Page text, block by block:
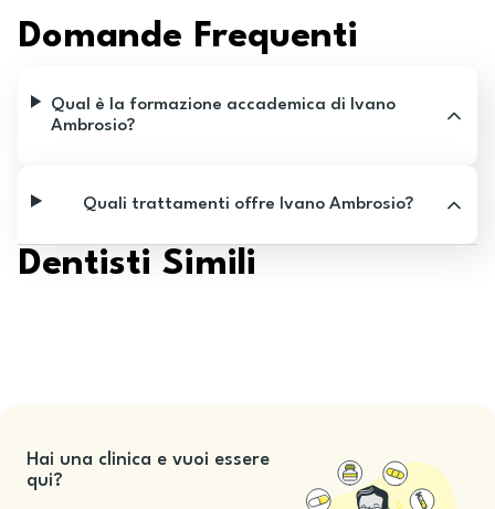
Domande Frequenti
Qual è la formazione accademica di Ivano
Ambrosio?
Quali trattamenti offre Ivano Ambrosio?
Dentisti Simili
Hai una clinica e vuoi essere
qui?